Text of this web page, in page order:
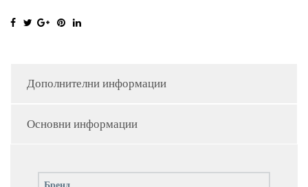
Дополнителни информации
Основни информации